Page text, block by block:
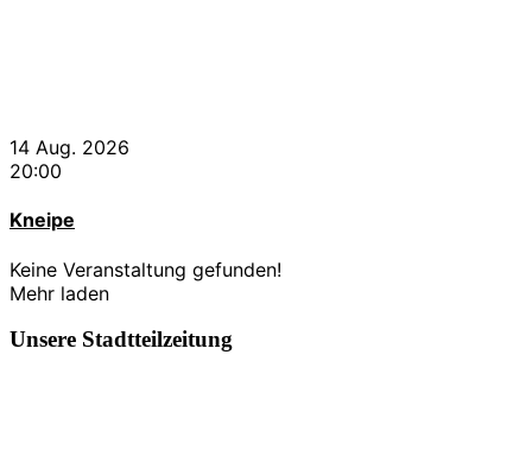
14 Aug. 2026
20:00
Kneipe
Keine Veranstaltung gefunden!
Mehr laden
Unsere Stadtteilzeitung